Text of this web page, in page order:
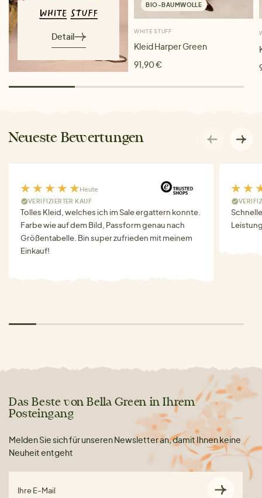
Detail
BIO-BAUMWOLLE
WHITE STUFF
Kleid Harper Green
91,90 €
Neueste Bewertungen
Heute
VERIFIZIERTER KAUF
Tolles Kleid, welches ich im Sale ergattern konnte.
Farbe wie auf dem Bild, Passform genau nach
Größentabelle. Bin super zufrieden mit meinem
Einkauf!
Das Beste von Bella Green in Ihrem
Posteingang
Melden Sie sich für unseren Newsletter an, damit Ihnen keine
Neuheit entgeht
Ihre E-Mail